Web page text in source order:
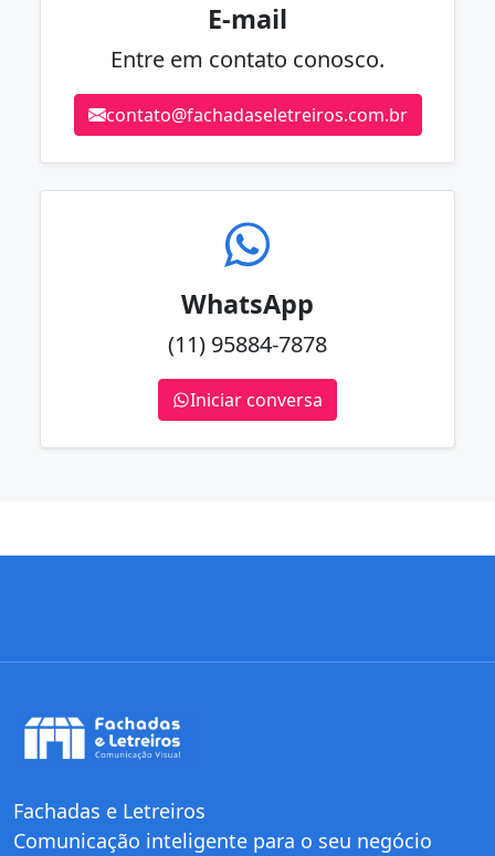
E-mail
Entre em contato conosco.
contato@fachadaseletreiros.com.br
WhatsApp
(11) 95884-7878
Iniciar conversa
Fachadas e Letreiros
Comunicação inteligente para o seu negócio